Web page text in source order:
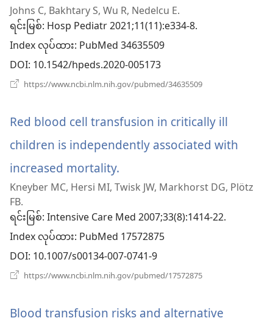
အသစ်
ဖွ
င့်
နေ
တယ်)
Johns C, Bakhtary S, Wu R, Nedelcu E.
ရင်းမြစ်‎: Hosp Pediatr 2021;11(11):e334-8.
Index လုပ်ထား‎: PubMed 34635509
DOI‎: 10.1542/hpeds.2020-005173
https://www.ncbi.nlm.nih.gov/pubmed/34635509
င့်
နေ
ပါ
တယ်)
Red blood cell transfusion in critically ill
children is independently associated with
increased mortality.
အသစ်
ဖွ
င့်
နေ
ပါ
တယ်)
Kneyber MC, Hersi MI, Twisk JW, Markhorst DG, Plötz
FB.
ရင်းမြစ်‎: Intensive Care Med 2007;33(8):1414-22.
Index လုပ်ထား‎: PubMed 17572875
DOI‎: 10.1007/s00134-007-0741-9
https://www.ncbi.nlm.nih.gov/pubmed/17572875
င့်
Blood transfusion risks and alternative